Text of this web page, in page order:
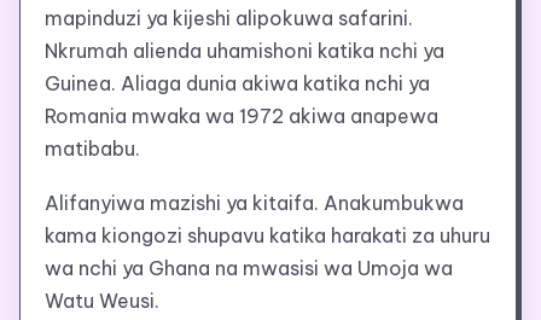
mapinduzi ya kijeshi alipokuwa safarini.
Nkrumah alienda uhamishoni katika nchi ya
Guinea. Aliaga dunia akiwa katika nchi ya
Romania mwaka wa 1972 akiwa anapewa
matibabu.
Alifanyiwa mazishi ya kitaifa. Anakumbukwa
kama kiongozi shupavu katika harakati za uhuru
wa nchi ya Ghana na mwasisi wa Umoja wa
Watu Weusi.